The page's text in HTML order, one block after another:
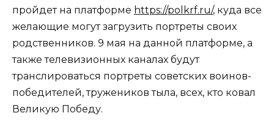
пройдет на платформе https://polkrf.ru/, куда все
желающие могут загрузить портреты своих
родственников. 9 мая на данной платформе, а
также телевизионных каналах будут
транслироваться портреты советских воинов-
победителей, тружеников тыла, всех, кто ковал
Великую Победу.